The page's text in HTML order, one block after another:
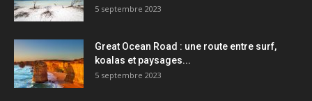
5 septembre 2023
Great Ocean Road : une route entre surf,
koalas et paysages...
5 septembre 2023